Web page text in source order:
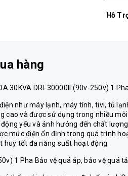
Hỗ
hàng
30KVA DRI-30000II (90v-250v) 1
như máy lạnh, máy tính, tivi, tủ
cao và được sử dụng trong nhiều
yếu và ảnh hưởng đến chất
mức điện ổn định trong quá trình
huy tốt đa năng suất hoạt động.
1 Pha Bảo vệ quá áp, bảo vệ quá